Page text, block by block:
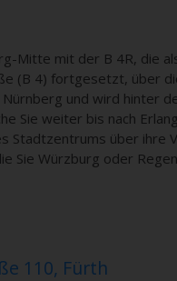
Mitte mit der B 4R, die
(B 4) fortgesetzt, über
und wird hinter
Sie weiter bis nach
Stadtzentrums über ihre
Sie Würzburg oder
110, Fürth